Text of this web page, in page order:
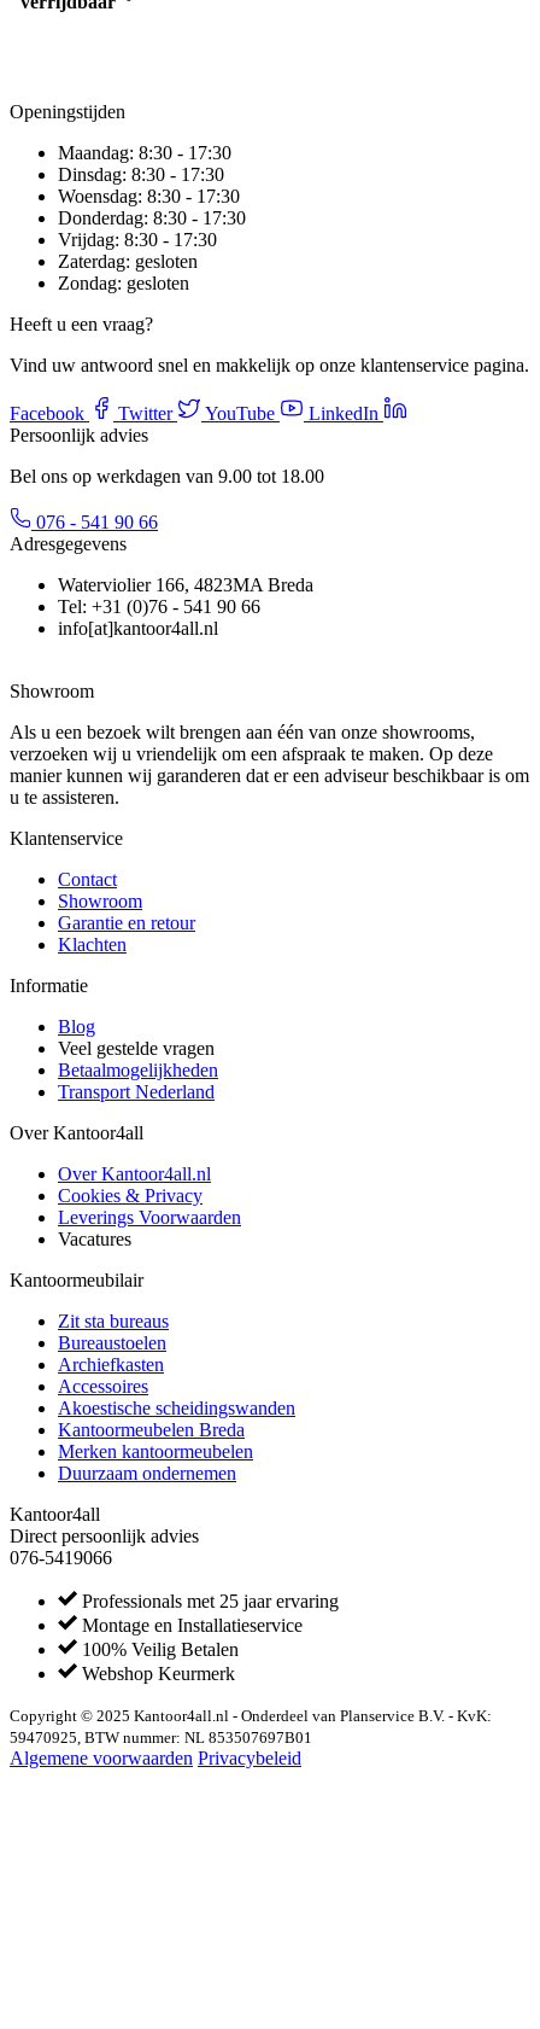
Openingstijden
Maandag: 8:30 - 17:30
Dinsdag: 8:30 - 17:30
Woensdag: 8:30 - 17:30
Donderdag: 8:30 - 17:30
Vrijdag: 8:30 - 17:30
Zaterdag: gesloten
Zondag: gesloten
Heeft u een vraag?
Vind uw antwoord snel en makkelijk op onze klantenservice pagina.
Facebook Twitter YouTube
LinkedIn
Persoonlijk advies
Bel ons op werkdagen van 9.00 tot 18.00
076 - 541 90 66
Adresgegevens
Waterviolier 166, 4823MA Breda
Tel: +31 (0)76 - 541 90 66
info[at]kantoor4all.nl
Showroom
Als u een bezoek wilt brengen aan één van onze showrooms,
verzoeken wij u vriendelijk om een afspraak te maken. Op deze
manier kunnen wij garanderen dat er een adviseur beschikbaar is om
u te assisteren.
Klantenservice
Contact
Showroom
Garantie en retour
Klachten
Informatie
Blog
Veel gestelde vragen
Betaalmogelijkheden
Transport Nederland
Over Kantoor4all
Over Kantoor4all.nl
Cookies & Privacy
Leverings Voorwaarden
Vacatures
Kantoormeubilair
Zit sta bureaus
Bureaustoelen
Archiefkasten
Accessoires
Akoestische scheidingswanden
Kantoormeubelen Breda
Merken kantoormeubelen
Duurzaam ondernemen
Kantoor4all
Direct persoonlijk advies
076-5419066
Professionals met 25 jaar ervaring
Montage en Installatieservice
100% Veilig Betalen
Webshop Keurmerk
Copyright © 2025 Kantoor4all.nl - Onderdeel van Planservice B.V. - KvK:
59470925, BTW nummer: NL 853507697B01
Algemene voorwaarden Privacybeleid